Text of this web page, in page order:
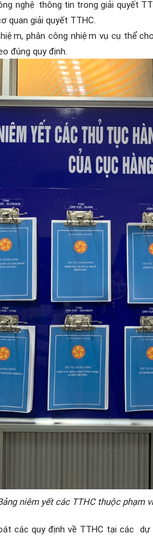
nghệ thông tin trong giải quyết
quan giải quyết TTHC.
phân công nhiệm vụ cụ thể
đúng quy định.
niêm yết các TTHC thuộc phạm
các quy định về TTHC tại các dự